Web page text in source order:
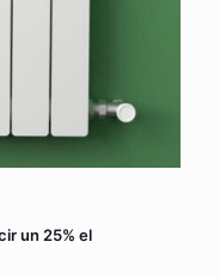
un 25% el